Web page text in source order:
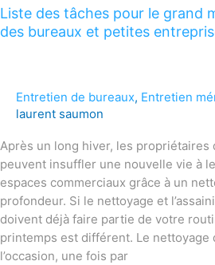
Liste des tâches pour le grand
des bureaux et petites
Entretien de bureaux, Entretien
laurent saumon
Après un long hiver, les propriétaires
peuvent insuffler une nouvelle vie à
espaces commerciaux grâce à un
profondeur. Si le nettoyage et
doivent déjà faire partie de votre
printemps est différent. Le nettoyage
l’occasion, une fois par
à
Montréal